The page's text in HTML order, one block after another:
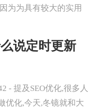
为为具有较大的实用
说定时更新
- 提及SEO优化,很多人
优化,今天,冬镜就和大